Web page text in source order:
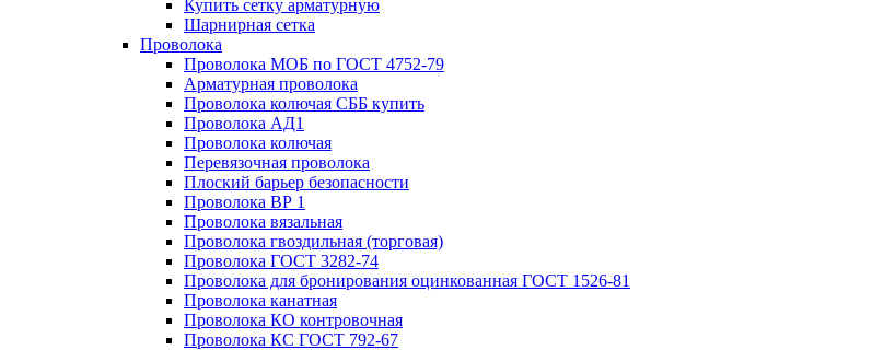
Купить сетку арматурную
Шарнирная сетка
Проволока
Проволока МОБ по ГОСТ 4752-79
Арматурная проволока
Проволока колючая СББ купить
Проволока АД1
Проволока колючая
Перевязочная проволока
Плоский барьер безопасности
Проволока ВР 1
Проволока вязальная
Проволока гвоздильная (торговая)
Проволока ГОСТ 3282-74
Проволока для бронирования оцинкованная ГОСТ 1526-81
Проволока канатная
Проволока КО контровочная
Проволока КС ГОСТ 792-67